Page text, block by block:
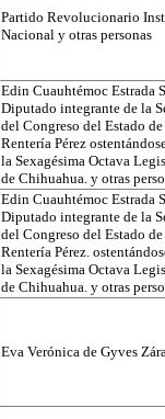
Partido Revolucionario
Nacional y otras personas
Edin Cuauhtémoc Estrada
Diputado integrante de la
del Congreso del Estado
Rentería Pérez
la Sexagésima Octava
de Chihuahua. y otras
Edin Cuauhtémoc Estrada
Diputado integrante de la
del Congreso del Estado
Rentería Pérez.
la Sexagésima Octava
de Chihuahua. y otras
Eva Verónica de Gyves